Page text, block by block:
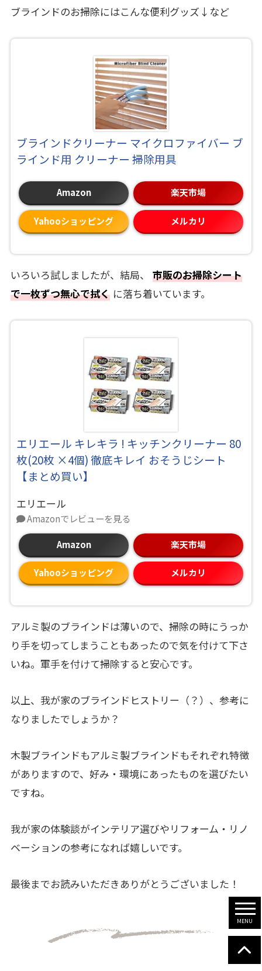
ブラインドのお掃除にはこんな便利グッズ↓など
ブラインドクリーナー マイクロファイバー ブ
ラインド用 クリーナー 掃除用具
Amazon 楽天市場
Yahooショッピング メルカリ
いろいろ試しましたが、結局、
市販のお掃除シート
で一枚ずつ無心で拭く に落ち着いています。
エリエール キレキラ ! キッチンクリーナー 80
枚(20枚 ×4個) 徹底キレイ おそうじシート
【まとめ買い】
エリエール
Amazonでレビューを見る
Amazon 楽天市場
Yahooショッピング メルカリ
アルミ製のブラインドは薄いので、掃除の時にうっか
り手を切ってしまうこともあったので気を付けて下さ
いね。軍手を付けて掃除すると安心です。
以上、我が家のブラインドヒストリー（？）、参考に
なりましたでしょうか？
木製ブラインドもアルミ製ブラインドもそれぞれ特徴
がありますので、好み・環境にあったものを選びたい
ですね。
我が家の体験談がインテリア選びやリフォーム・リノ
ベーションの参考になれば嬉しいです。
最後までお読みいただきありがとうございました！